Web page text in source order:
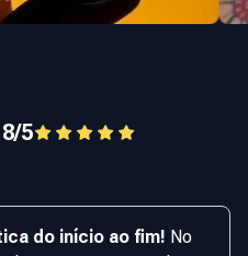
5
do início ao fim! No